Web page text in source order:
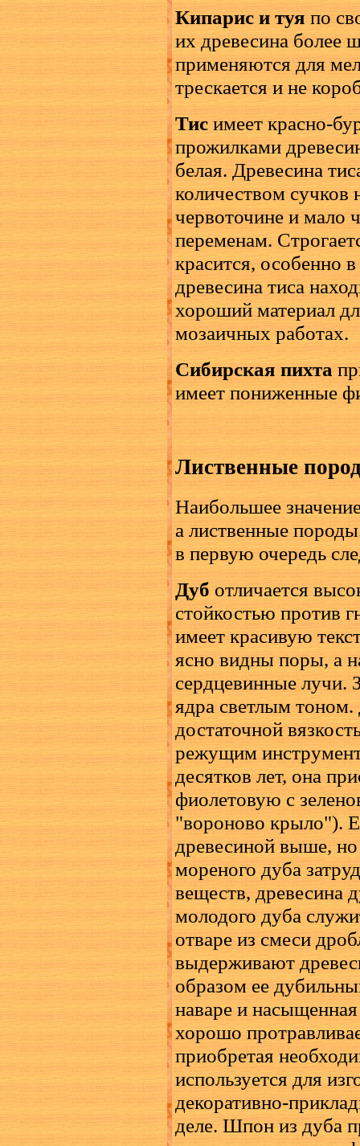
Кипарис и туя по
их древесина более
применяются для
трескается и не
Тис имеет красно-
прожилками
белая. Древесина
количеством сучков
червоточине и мало
переменам.
красится, особенно
древесина тиса
хороший материал
мозаичных работах.
Сибирская пихта
имеет пониженные
Лиственные
Наибольшее
а лиственные
в первую очередь
Дуб отличается
стойкостью против
имеет красивую
ясно видны поры, а
сердцевинные лучи.
ядра светлым тоном.
достаточной
режущим
десятков лет, она
фиолетовую с
"вороново крыло").
древесиной выше,
мореного дуба
веществ, древесина
молодого дуба
отваре из смеси
выдерживают
образом ее
наваре и
хорошо
приобретая
используется для
декоративно-
деле. Шпон из дуба